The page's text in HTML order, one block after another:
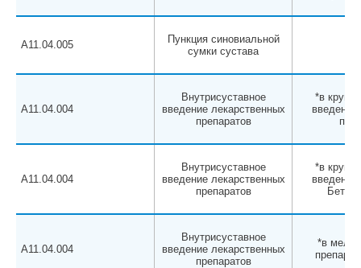
A11.04.005
Пункция синовиальной
сумки сустава
A11.04.004
Внутрисуставное
введение лекарственных
препаратов
*в
введение
A11.04.004
Внутрисуставное
введение лекарственных
препаратов
*в
введение
A11.04.004
Внутрисуставное
введение лекарственных
препаратов
*в